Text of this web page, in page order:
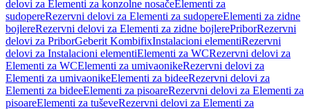
delovi za Elementi za konzolne nosačeElementi za
sudopereRezervni delovi za Elementi za sudopereElementi za zidne
bojlereRezervni delovi za Elementi za zidne bojlerePriborRezervni
delovi za PriborGeberit KombifixInstalacioni elementiRezervni
delovi za Instalacioni elementiElementi za WCRezervni delovi za
Elementi za WCElementi za umivaonikeRezervni delovi za
Elementi za umivaonikeElementi za bideeRezervni delovi za
Elementi za bideeElementi za pisoareRezervni delovi za Elementi za
pisoareElementi za tuševeRezervni delovi za Elementi za